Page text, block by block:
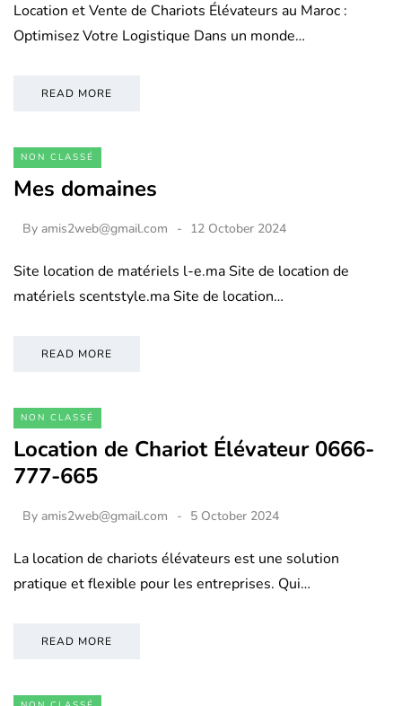
Location et Vente de Chariots Élévateurs au Maroc :
Optimisez Votre Logistique Dans un monde…
READ MORE
NON CLASSÉ
Mes domaines
By amis2web@gmail.com 12 October 2024
Site location de matériels l-e.ma Site de location de
matériels scentstyle.ma Site de location…
READ MORE
NON CLASSÉ
Location de Chariot Élévateur 0666-
777-665
By amis2web@gmail.com 5 October 2024
La location de chariots élévateurs est une solution
pratique et flexible pour les entreprises. Qui…
READ MORE